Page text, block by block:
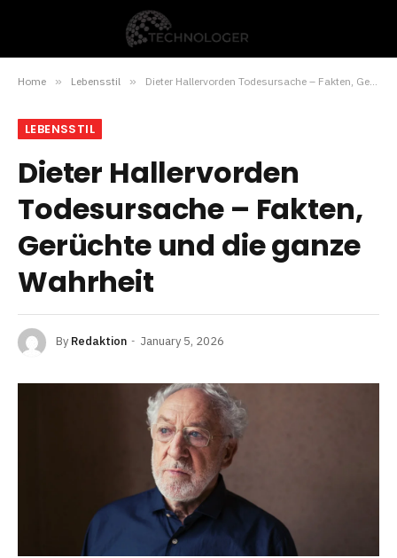
Home » Lebensstil » Dieter Hallervorden Todesursache – Fakten, Gerüchte und die ganze Wahrheit
LEBENSSTIL
Dieter Hallervorden
Todesursache – Fakten,
Gerüchte und die ganze
Wahrheit
By Redaktion January 5, 2026